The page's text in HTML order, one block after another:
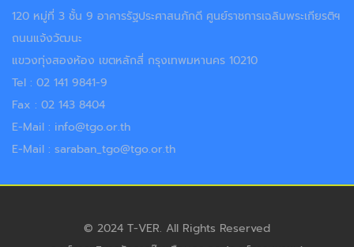
120 หมู่ที่ 3 ชั้น 9 อาคารรัฐประศาสนภักดี ศูนย์ราชการเฉลิมพระเกียรติฯ
ถนนแจ้งวัฒนะ
แขวงทุ่งสองห้อง เขตหลักสี่ กรุงเทพมหานคร 10210
Tel : 02 141 9841-9
Fax : 02 143 8404
E-Mail : info@tgo.or.th
E-Mail : saraban_tgo@tgo.or.th
© 2024 T-VER. All Rights Reserved